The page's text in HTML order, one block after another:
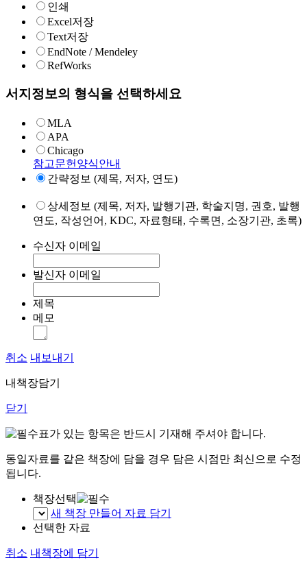
인쇄
Excel저장
Text저장
EndNote / Mendeley
RefWorks
서지정보의 형식을 선택하세요
MLA
APA
Chicago
참고문헌양식안내
간략정보 (제목, 저자, 연도)
상세정보 (제목, 저자, 발행기관, 학술지명, 권호, 발행
연도, 작성언어, KDC, 자료형태, 수록면, 소장기관, 초록)
수신자 이메일
발신자 이메일
제목
메모
취소 내보내기
내책장담기
닫기
표가 있는 항목은 반드시 기재해 주셔야 합니다.
동일자료를 같은 책장에 담을 경우 담은 시점만 최신으로 수정
됩니다.
책장선택
새 책장 만들어 자료 담기
선택한 자료
취소 내책장에 담기